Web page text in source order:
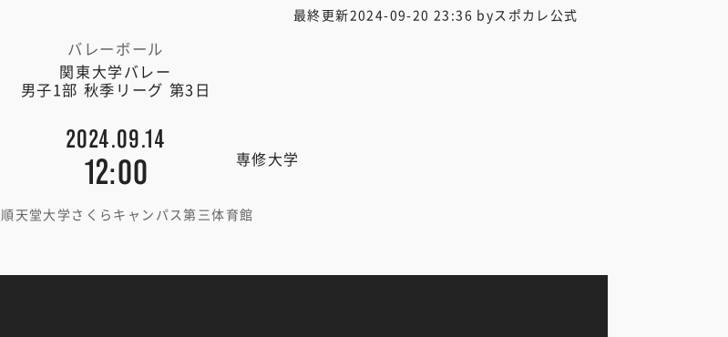
最終更新2024-09-20 23:36 byスポカレ公式
バレーボール
関東大学バレー
男子1部 秋季リーグ 第3日
2024.09.14
12:00 専修大学
順天堂大学さくらキャンパス第三体育館